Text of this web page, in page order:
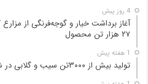
4 روز پیش
آغاز برداشت خیار و گوجه‌فرنگی از
۲۷ هزار تن محصول
1 هفته پیش
تولید بیش از ۳۰۰۰تن سیب و گلابی در شهرستان کوهسرخ